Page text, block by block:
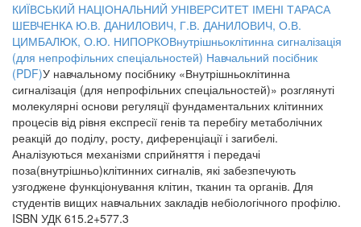
КИЇВСЬКИЙ НАЦІОНАЛЬНИЙ УНІВЕРСИТЕТ ІМЕНІ ТАРАСА
ШЕВЧЕНКА Ю.В. ДАНИЛОВИЧ, Г.В. ДАНИЛОВИЧ, О.В.
ЦИМБАЛЮК, О.Ю. НИПОРКОВнутрішньоклітинна сигналізація
(для непрофільних спеціальностей) Навчальний посібник
(PDF)У навчальному посібнику «Внутрішньоклітинна
сигналізація (для непрофільних спеціальностей)» розглянуті
молекулярні основи регуляції фундаментальних клітинних
процесів від рівня експресії генів та перебігу метаболічних
реакцій до поділу, росту, диференціації і загибелі.
Аналізуються механізми сприйняття і передачі
поза(внутрішньо)клітинних сигналів, які забезпечують
узгоджене функціонування клітин, тканин та органів. Для
студентів вищих навчальних закладів небіологічного профілю.
ISBN УДК 615.2+577.3